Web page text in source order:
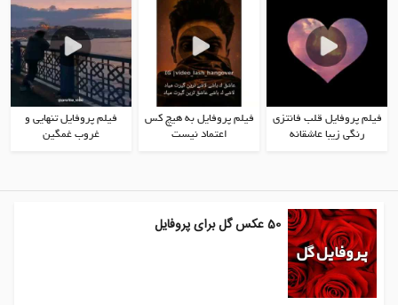
فیلم پروفایل قلب فانتزی
رنگی زیبا عاشقانه
فیلم پروفایل به هیچ کس
اعتماد نیست
فیلم پروفایل تنهایی و
غروب غمگین
50 عکس گل برای پروفایل